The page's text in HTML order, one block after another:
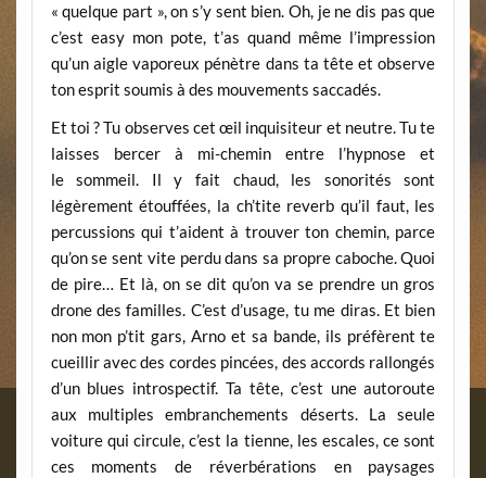
« quelque part », on s’y sent bien. Oh, je ne dis pas que
c’est easy mon pote, t’as quand même l’impression
qu’un aigle vaporeux pénètre dans ta tête et observe
ton esprit soumis à des mouvements saccadés.
Et toi ? Tu observes cet œil inquisiteur et neutre. Tu te
laisses bercer à mi-chemin entre l’hypnose et
le sommeil. Il y fait chaud, les sonorités sont
légèrement étouffées, la ch’tite reverb qu’il faut, les
percussions qui t’aident à trouver ton chemin, parce
qu’on se sent vite perdu dans sa propre caboche. Quoi
de pire… Et là, on se dit qu’on va se prendre un gros
drone des familles. C’est d’usage, tu me diras. Et bien
non mon p’tit gars, Arno et sa bande, ils préfèrent te
cueillir avec des cordes pincées, des accords rallongés
d’un blues introspectif. Ta tête, c’est une autoroute
aux multiples embranchements déserts. La seule
voiture qui circule, c’est la tienne, les escales, ce sont
ces moments de réverbérations en paysages